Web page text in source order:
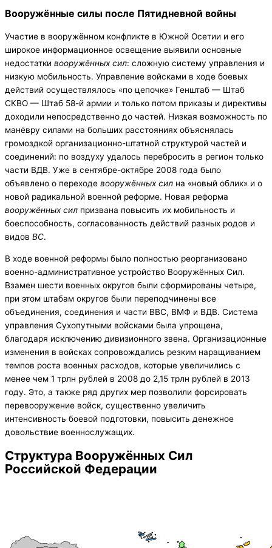
Вооружённые силы после Пятидневной войны
Участие в вооружённом конфликте в Южной Осетии и его
широкое информационное освещение выявили основные
недостатки вооружённых сил: сложную систему управления и
низкую мобильность. Управление войсками в ходе боевых
действий осуществлялось «по цепочке» Генштаб — Штаб
СКВО — Штаб 58-й армии и только потом приказы и директивы
доходили непосредственно до частей. Низкая возможность по
манёвру силами на больших расстояниях объяснялась
громоздкой организационно-штатной структурой частей и
соединений: по воздуху удалось перебросить в регион только
части ВДВ. Уже в сентябре-октябре 2008 года было
объявлено о переходе вооружённых сил на «новый облик» и о
новой радикальной военной реформе. Новая реформа
вооружённых сил призвана повысить их мобильность и
боеспособность, согласованность действий разных родов и
видов ВС.
В ходе военной реформы было полностью реорганизовано
военно-административное устройство Вооружённых Сил.
Взамен шести военных округов были сформированы четыре,
при этом штабам округов были переподчинены все
объединения, соединения и части ВВС, ВМФ и ВДВ. Система
управления Сухопутными войсками была упрощена,
благодаря исключению дивизионного звена. Организационные
изменения в войсках сопровождались резким наращиванием
темпов роста военных расходов, которые увеличились с
менее чем 1 трлн рублей в 2008 до 2,15 трлн рублей в 2013
году. Это, а также ряд других мер позволили форсировать
перевооружение войск, существенно увеличить
интенсивность боевой подготовки, повысить денежное
довольствие военнослужащих.
Структура Вооружённых Сил
Российской Федерации